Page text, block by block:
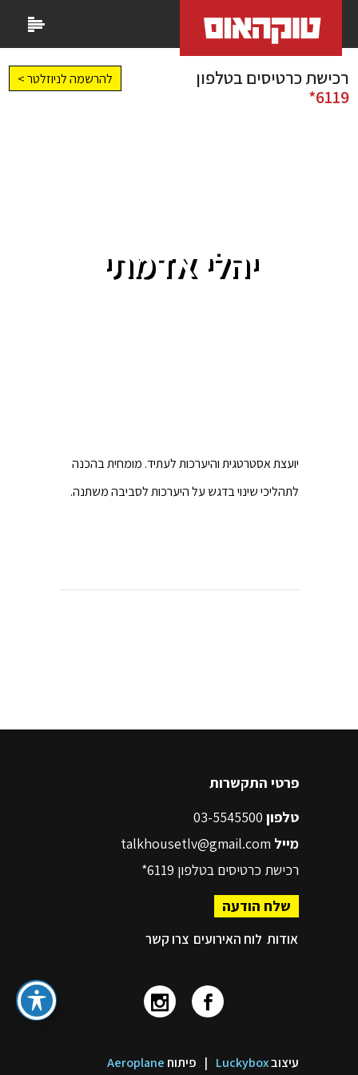
רכישת כרטיסים בטלפון
6119*
להרשמה לניוזלטר >
יהלי אדמתי
יועצת אסטרטגית והיערכות לעתיד. מומחית בהכנה
לתהליכי שינוי בדגש על היערכות לסביבה משתנה.
פרטי התקשרות
טלפון
מייל talkhousetlv@gmail.com
רכישת כרטיסים בטלפון 6119*
שלח הודעה
אודות לוח האירועים צרו קשר
עיצובLuckybox
| פיתוח Aeroplane